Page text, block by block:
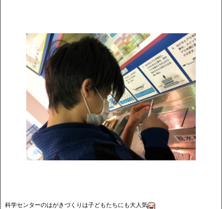
科学センターのはがきづくりは子どもたちにも大人気